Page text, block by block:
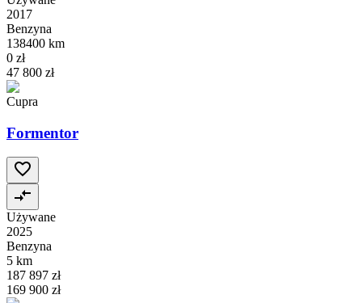
2017
Benzyna
138400 km
0 zł
47 800 zł
Cupra
Formentor
Używane
2025
Benzyna
5 km
187 897 zł
169 900 zł